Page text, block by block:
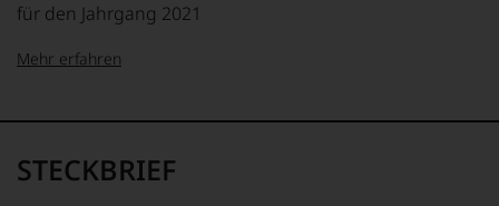
für den Jahrgang 2021
95–98 Punkte:
Name
Tesdorpf
Mehr erfahren
STECKBRIEF